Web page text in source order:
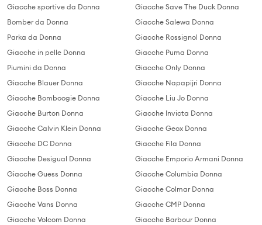
Giacche sportive da Donna
Bomber da Donna
Parka da Donna
Giacche in pelle Donna
Piumini da Donna
Giacche Blauer Donna
Giacche Bomboogie Donna
Giacche Burton Donna
Giacche Calvin Klein Donna
Giacche DC Donna
Giacche Desigual Donna
Giacche Guess Donna
Giacche Boss Donna
Giacche Vans Donna
Giacche Volcom Donna
Giacche Save The Duck Donna
Giacche Salewa Donna
Giacche Rossignol Donna
Giacche Puma Donna
Giacche Only Donna
Giacche Napapijri Donna
Giacche Liu Jo Donna
Giacche Invicta Donna
Giacche Geox Donna
Giacche Fila Donna
Giacche Emporio Armani Donna
Giacche Columbia Donna
Giacche Colmar Donna
Giacche CMP Donna
Giacche Barbour Donna